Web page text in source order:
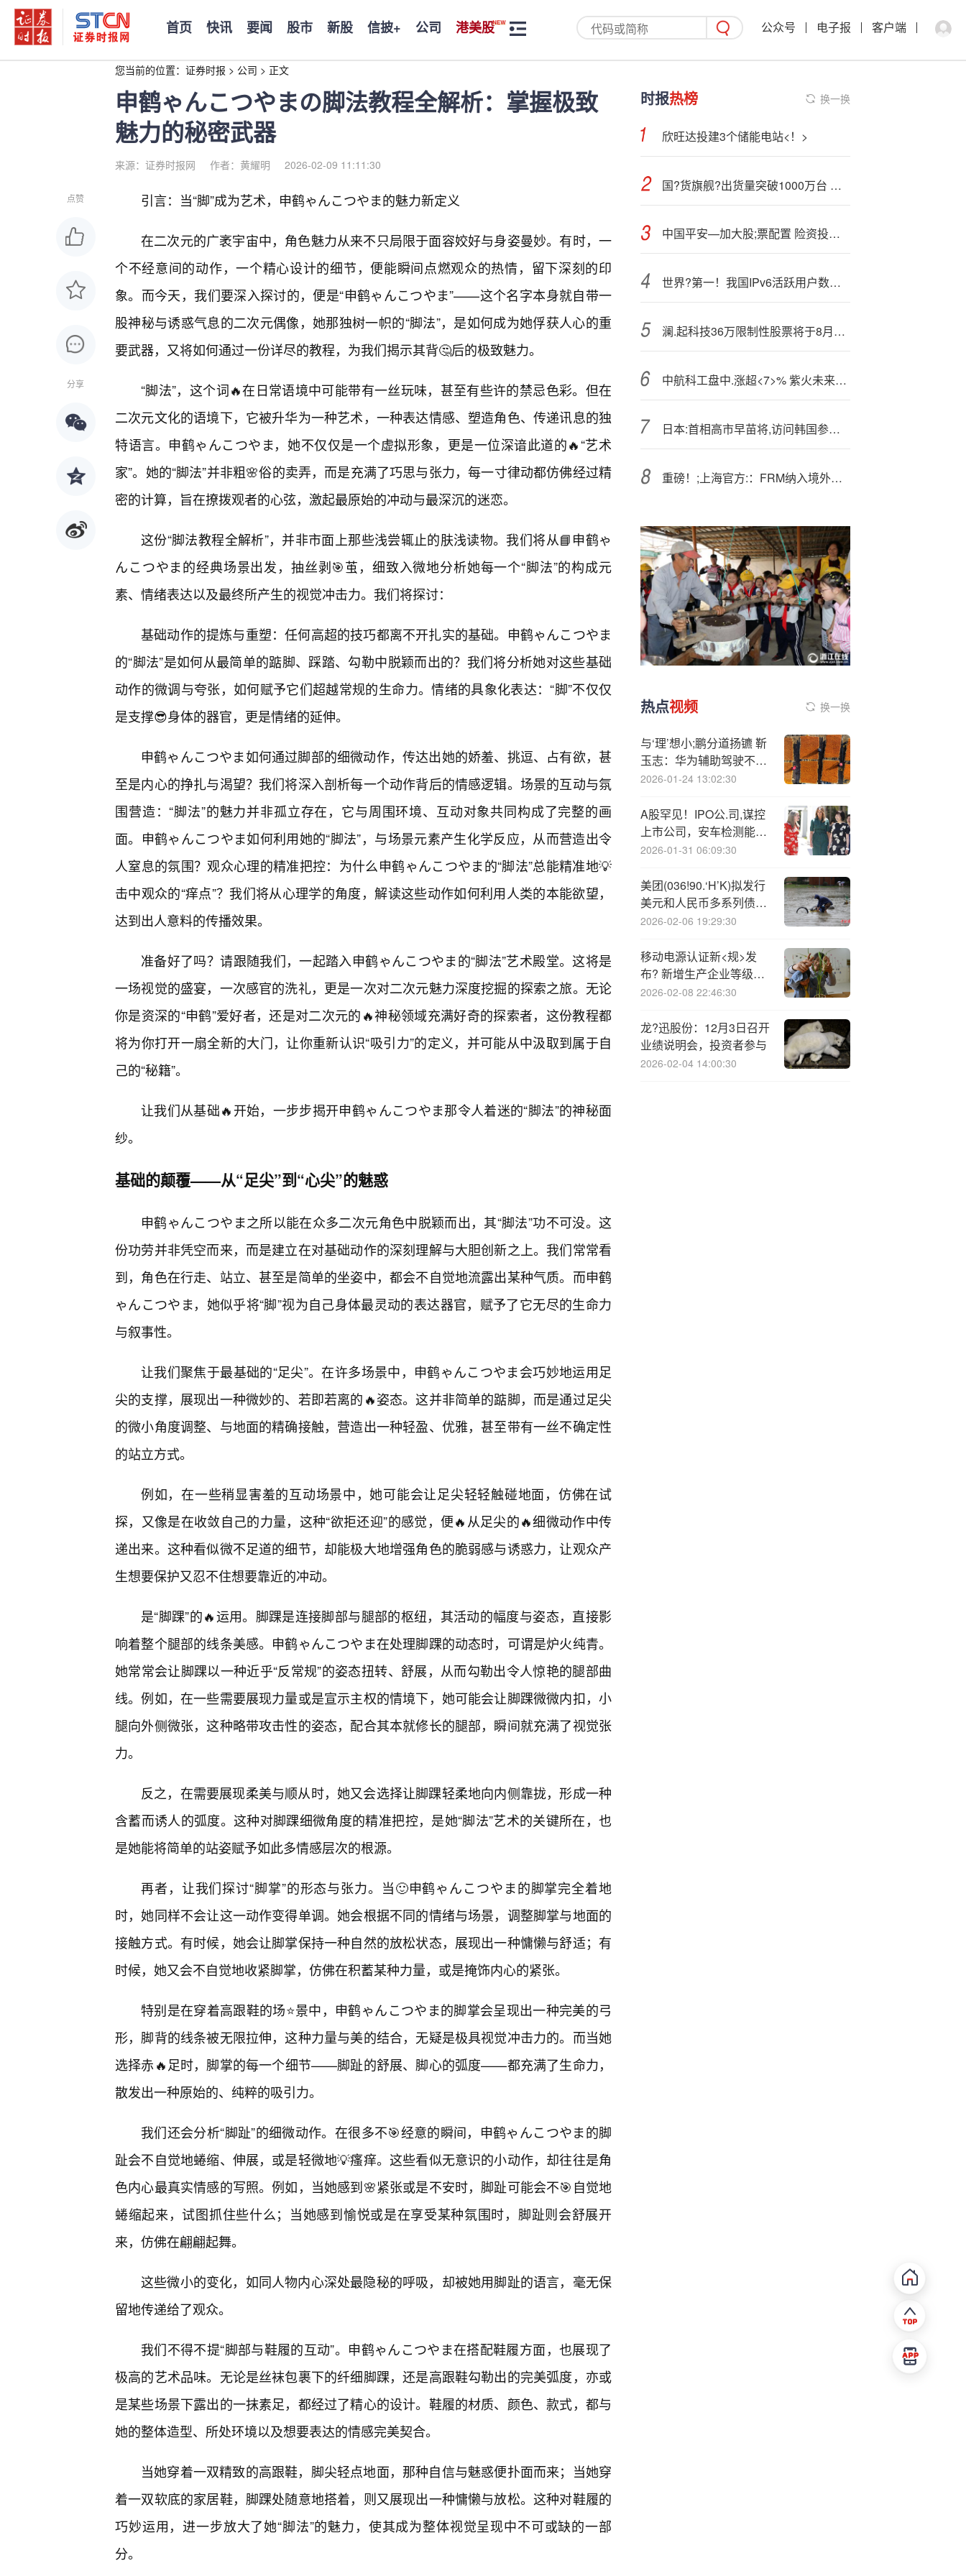
首页 快讯 要闻 股市 新股 信披+ 公司 港美股 公众号 电子报 客户端
您当前的位置： 证券时报 > 公司 > 正文
申鹤ゃんこつやまの脚法教程全解析：掌握极致
魅力的秘密武器
来源：证券时报网 作者：黄耀明 2026-02-09 11:11:30
点赞
分享
引言：当“脚”成为艺术，申鹤ゃんこつやま的魅力新定义
在二次元的广袤宇宙中，角色魅力从来不只局限于面容姣好与身姿曼妙。有时，一
个不经意间的动作，一个精心设计的细节，便能瞬间点燃观众的热情，留下深刻的印
象。而今天，我们要深入探讨的，便是“申鹤ゃんこつやま”——这个名字本身就自带一
股神秘与诱惑气息的二次元偶像，她那独树一帜的“脚法”，是如何成为她俘获人心的重
要武器，又将如何通过一份详尽的教程，为我们揭示其背🤔后的极致魅力。
“脚法”，这个词🔥在日常语境中可能带有一丝玩味，甚至有些许的禁忌色彩。但在
二次元文化的语境下，它被升华为一种艺术，一种表达情感、塑造角色、传递讯息的独
特语言。申鹤ゃんこつやま，她不仅仅是一个虚拟形象，更是一位深谙此道的🔥“艺术
家”。她的“脚法”并非粗🌸俗的卖弄，而是充满了巧思与张力，每一寸律动都仿佛经过精
密的计算，旨在撩拨观者的心弦，激起最原始的冲动与最深沉的迷恋。
这份“脚法教程全解析”，并非市面上那些浅尝辄止的肤浅读物。我们将从📘申鹤ゃ
んこつやま的经典场景出发，抽丝剥🎯茧，细致入微地分析她每一个“脚法”的构成元
素、情绪表达以及最终所产生的视觉冲击力。我们将探讨：
基础动作的提炼与重塑：任何高超的技巧都离不开扎实的基础。申鹤ゃんこつやま
的“脚法”是如何从最简单的踮脚、踩踏、勾勒中脱颖而出的？我们将分析她对这些基础
动作的微调与夸张，如何赋予它们超越常规的生命力。情绪的具象化表达：“脚”不仅仅
是支撑😎身体的器官，更是情绪的延伸。
申鹤ゃんこつやま如何通过脚部的细微动作，传达出她的娇羞、挑逗、占有欲，甚
至是内心的挣扎与渴望？我们将深入剖析每一个动作背后的情感逻辑。场景的互动与氛
围营造：“脚法”的魅力并非孤立存在，它与周围环境、互动对象共同构成了完整的画
面。申鹤ゃんこつやま如何利用她的“脚法”，与场景元素产生化学反应，从而营造出令
人窒息的氛围？观众心理的精准把控：为什么申鹤ゃんこつやま的“脚法”总能精准地💡
击中观众的“痒点”？我们将从心理学的角度，解读这些动作如何利用人类的本能欲望，
达到出人意料的传播效果。
准备好了吗？请跟随我们，一起踏入申鹤ゃんこつやま的“脚法”艺术殿堂。这将是
一场视觉的盛宴，一次感官的洗礼，更是一次对二次元魅力深度挖掘的探索之旅。无论
你是资深的“申鹤”爱好者，还是对二次元的🔥神秘领域充满好奇的探索者，这份教程都
将为你打开一扇全新的大门，让你重新认识“吸引力”的定义，并可能从中汲取到属于自
己的“秘籍”。
让我们从基础🔥开始，一步步揭开申鹤ゃんこつやま那令人着迷的“脚法”的神秘面
纱。
基础的颠覆——从“足尖”到“心尖”的魅惑
申鹤ゃんこつやま之所以能在众多二次元角色中脱颖而出，其“脚法”功不可没。这
份功劳并非凭空而来，而是建立在对基础动作的深刻理解与大胆创新之上。我们常常看
到，角色在行走、站立、甚至是简单的坐姿中，都会不自觉地流露出某种气质。而申鹤
ゃんこつやま，她似乎将“脚”视为自己身体最灵动的表达器官，赋予了它无尽的生命力
与叙事性。
让我们聚焦于最基础的“足尖”。在许多场景中，申鹤ゃんこつやま会巧妙地运用足
尖的支撑，展现出一种微妙的、若即若离的🔥姿态。这并非简单的踮脚，而是通过足尖
的微小角度调整、与地面的精确接触，营造出一种轻盈、优雅，甚至带有一丝不确定性
的站立方式。
例如，在一些稍显害羞的互动场景中，她可能会让足尖轻轻触碰地面，仿佛在试
探，又像是在收敛自己的力量，这种“欲拒还迎”的感觉，便🔥从足尖的🔥细微动作中传
递出来。这种看似微不足道的细节，却能极大地增强角色的脆弱感与诱惑力，让观众产
生想要保护又忍不住想要靠近的冲动。
是“脚踝”的🔥运用。脚踝是连接脚部与腿部的枢纽，其活动的幅度与姿态，直接影
响着整个腿部的线条美感。申鹤ゃんこつやま在处理脚踝的动态时，可谓是炉火纯青。
她常常会让脚踝以一种近乎“反常规”的姿态扭转、舒展，从而勾勒出令人惊艳的腿部曲
线。例如，在一些需要展现力量或是宣示主权的情境下，她可能会让脚踝微微内扣，小
腿向外侧微张，这种略带攻击性的姿态，配合其本就修长的腿部，瞬间就充满了视觉张
力。
反之，在需要展现柔美与顺从时，她又会选择让脚踝轻柔地向内侧靠拢，形成一种
含蓄而诱人的弧度。这种对脚踝细微角度的精准把控，是她“脚法”艺术的关键所在，也
是她能将简单的站姿赋予如此多情感层次的根源。
再者，让我们探讨“脚掌”的形态与张力。当🙂申鹤ゃんこつやま的脚掌完全着地
时，她同样不会让这一动作变得单调。她会根据不同的情绪与场景，调整脚掌与地面的
接触方式。有时候，她会让脚掌保持一种自然的放松状态，展现出一种慵懒与舒适；有
时候，她又会不自觉地收紧脚掌，仿佛在积蓄某种力量，或是掩饰内心的紧张。
特别是在穿着高跟鞋的场⭐景中，申鹤ゃんこつやま的脚掌会呈现出一种完美的弓
形，脚背的线条被无限拉伸，这种力量与美的结合，无疑是极具视觉冲击力的。而当她
选择赤🔥足时，脚掌的每一个细节——脚趾的舒展、脚心的弧度——都充满了生命力，
散发出一种原始的、纯粹的吸引力。
我们还会分析“脚趾”的细微动作。在很多不🎯经意的瞬间，申鹤ゃんこつやま的脚
趾会不自觉地蜷缩、伸展，或是轻微地💡瘙痒。这些看似无意识的小动作，却往往是角
色内心最真实情感的写照。例如，当她感到🌸紧张或是不安时，脚趾可能会不🎯自觉地
蜷缩起来，试图抓住些什么；当她感到愉悦或是在享受某种氛围时，脚趾则会舒展开
来，仿佛在翩翩起舞。
这些微小的变化，如同人物内心深处最隐秘的呼吸，却被她用脚趾的语言，毫无保
留地传递给了观众。
我们不得不提“脚部与鞋履的互动”。申鹤ゃんこつやま在搭配鞋履方面，也展现了
极高的艺术品味。无论是丝袜包裹下的纤细脚踝，还是高跟鞋勾勒出的完美弧度，亦或
是某些场景下露出的一抹素足，都经过了精心的设计。鞋履的材质、颜色、款式，都与
她的整体造型、所处环境以及想要表达的情感完美契合。
当她穿着一双精致的高跟鞋，脚尖轻点地面，那种自信与魅惑便扑面而来；当她穿
着一双软底的家居鞋，脚踝处随意地搭着，则又展现出一种慵懒与放松。这种对鞋履的
巧妙运用，进一步放大了她“脚法”的魅力，使其成为整体视觉呈现中不可或缺的一部
分。
时报热榜 换一换
欣旺达投建3个储能电站<！>
国?货旗舰?出货量突破1000万台 苹果机皇沦为百元机果粉直呼心碎！
中国平安—加大股;票配置 险资投资规模较年初增长8.2%达6.2万亿元
世界?第一！我国IPv6活跃用户数达8.65亿
澜.起科技36万限制性股票将于8月12日上市流通
中航科工盘中.涨超<7>% 紫火未来飞行器概念机亮相直博会
日本:首相高市早苗将,访问韩国参加APEC峰会
重磅！;上海官方:：FRM纳入境外职业资格证书认可清单，可享落户加分与高额补贴！
热点视频 换一换
与‘理’想小;鹏分道扬镳 靳
玉志：华为辅助驾驶不会
走VLA路径
2026-01-24 13:02:30
A股罕见！IPO公.司,谋控
上市公司，安车检测能否
终结连亏？
2026-01-31 06:09:30
美团(036!90.‘H’K)拟发行
美元和人民币多系列债
券，今日起召开投资者电
2026-02-06 19:29:30
移动电源认证新<规>发
布? 新增生产企业等级认
证
2026-02-08 22:46:30
龙?迅股份：12月3日召开
业绩说明会，投资者参与
2026-02-04 14:00:30